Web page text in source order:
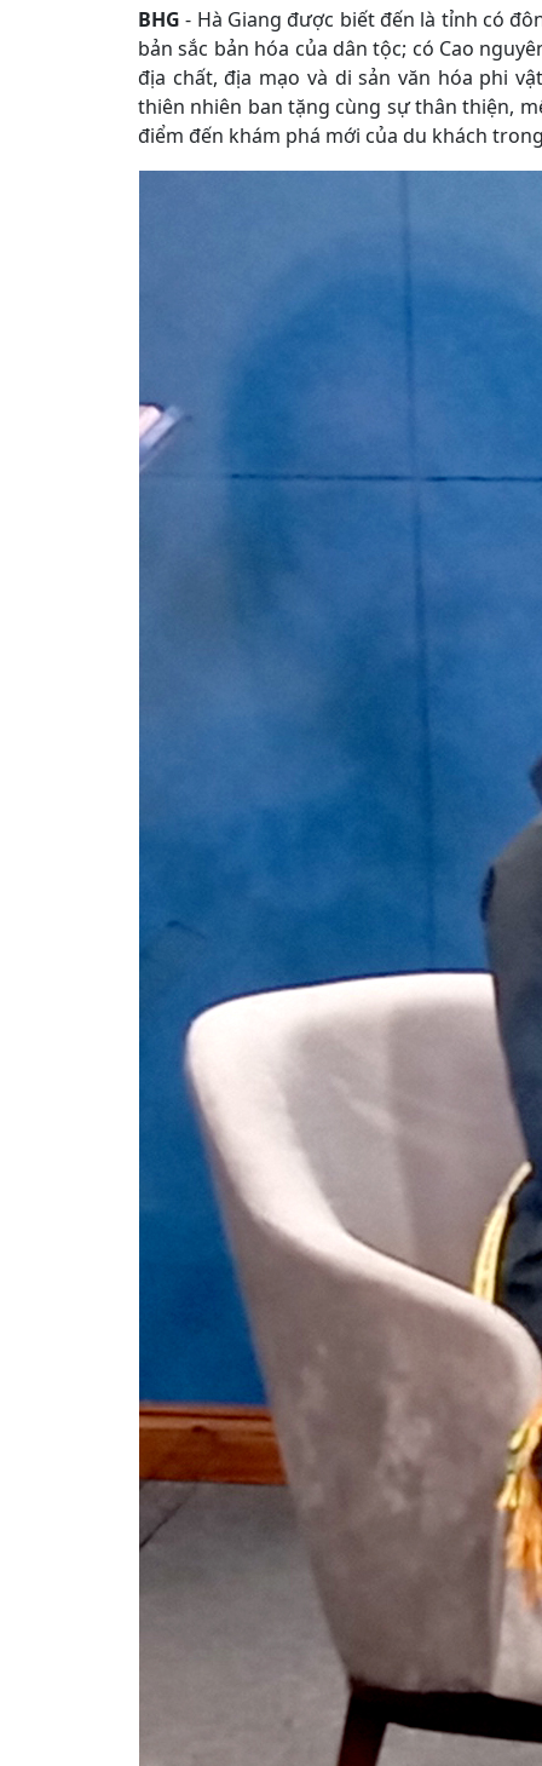
BHG - Hà Giang được biết đến là tỉnh có
bản sắc bản hóa của dân tộc; có Cao
địa chất, địa mạo và di sản văn hóa phi
thiên nhiên ban tặng cùng sự thân thiện,
điểm đến khám phá mới của du khách